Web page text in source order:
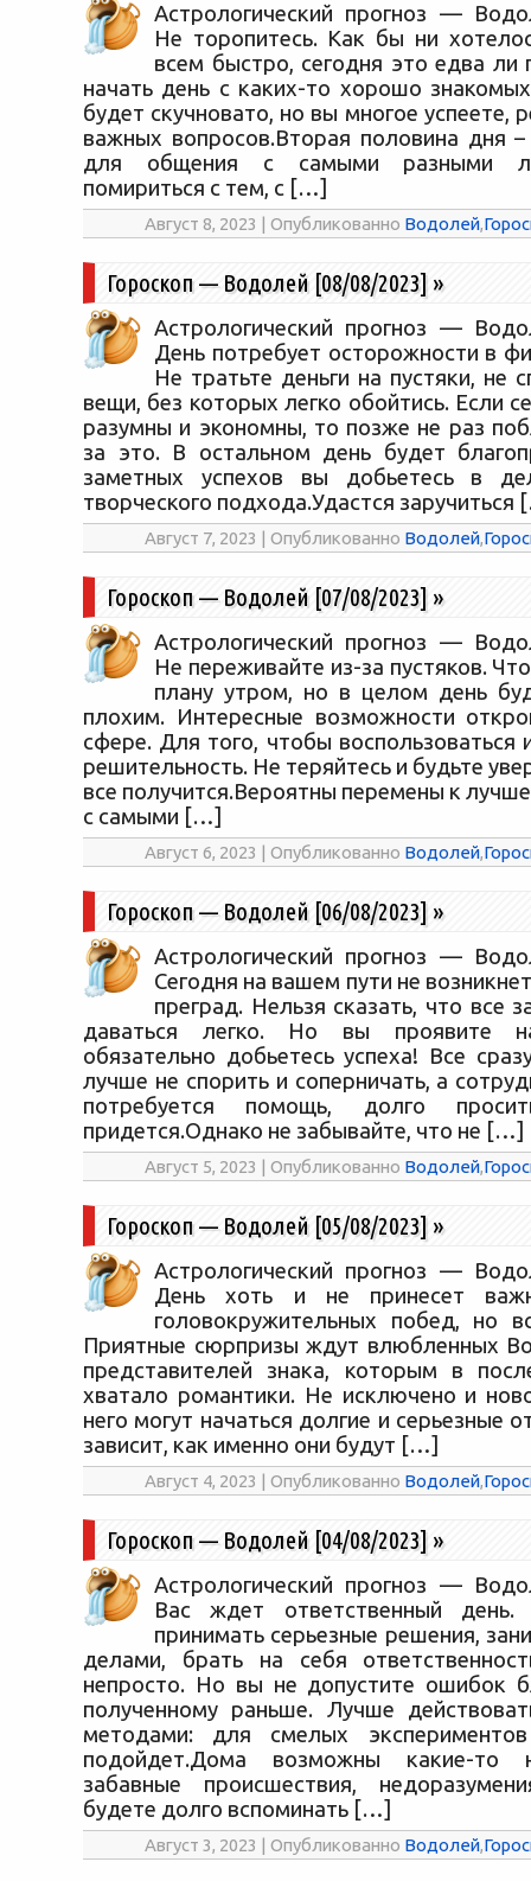
Астрологический прогноз —
Не торопитесь. Как бы ни
всем быстро, сегодня это едва ли
начать день с каких-то хорошо
будет скучновато, но вы многое успеете,
важных вопросов.Вторая половина дня
для общения с самыми разными
помириться с тем, с […]
Август 8, 2023 | Опубликованно Водолей,
Гороскоп — Водолей [08/08/2023] »
Астрологический прогноз —
День потребует осторожности в
Не тратьте деньги на пустяки, не
вещи, без которых легко обойтись. Если
разумны и экономны, то позже не раз
за это. В остальном день будет
заметных успехов вы добьетесь в
творческого подхода.Удастся
Август 7, 2023 | Опубликованно Водолей,
Гороскоп — Водолей [07/08/2023] »
Астрологический прогноз —
Не переживайте из-за пустяков.
плану утром, но в целом день
плохим. Интересные возможности
сфере. Для того, чтобы воспользоваться
решительность. Не теряйтесь и будьте
все получится.Вероятны перемены к
с самыми […]
Август 6, 2023 | Опубликованно Водолей,
Гороскоп — Водолей [06/08/2023] »
Астрологический прогноз —
Сегодня на вашем пути не
преград. Нельзя сказать, что все
даваться легко. Но вы проявите
обязательно добьетесь успеха! Все
лучше не спорить и соперничать, а
потребуется помощь, долго
придется.Однако не забывайте, что не […]
Август 5, 2023 | Опубликованно Водолей,
Гороскоп — Водолей [05/08/2023] »
Астрологический прогноз —
День хоть и не принесет
головокружительных побед, но
Приятные сюрпризы ждут влюбленных
представителей знака, которым в
хватало романтики. Не исключено и
него могут начаться долгие и серьезные
зависит, как именно они будут […]
Август 4, 2023 | Опубликованно Водолей,
Гороскоп — Водолей [04/08/2023] »
Астрологический прогноз —
Вас ждет ответственный день.
принимать серьезные решения,
делами, брать на себя
непросто. Но вы не допустите ошибок
полученному раньше. Лучше
методами: для смелых
подойдет.Дома возможны какие-то
забавные происшествия,
будете долго вспоминать […]
Август 3, 2023 | Опубликованно Водолей,